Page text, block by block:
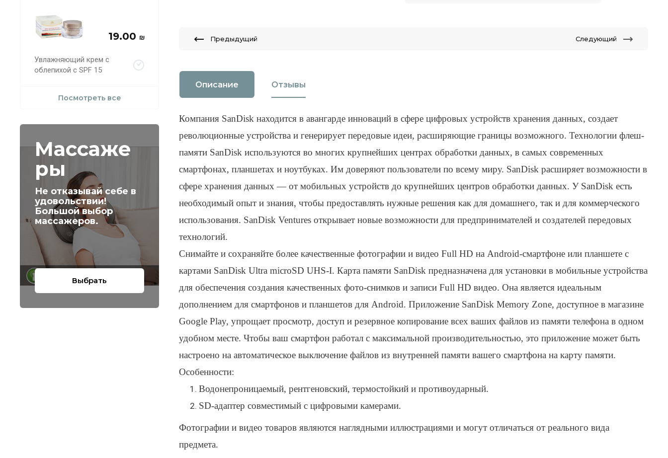
19.00 ₪
Увлажняющий крем с
облепихой с SPF 15
Посмотреть все
Массаже
ры
Не отказывай себе в
удовольствии!
Большой выбор
массажеров.
Выбрать
Предыдущий Следующий
Описание Отзывы
Компания SanDisk находится в авангарде инноваций в сфере цифровых устройств хранения данных, создает
революционные устройства и генерирует передовые идеи, расширяющие границы возможного. Технологии флеш-
памяти SanDisk используются во многих крупнейших центрах обработки данных, в самых современных
смартфонах, планшетах и ноутбуках. Им доверяют пользователи по всему миру. SanDisk расширяет возможности в
сфере хранения данных — от мобильных устройств до крупнейших центров обработки данных. У SanDisk есть
необходимый опыт и знания, чтобы предоставлять нужные решения как для домашнего, так и для коммерческого
использования. SanDisk Ventures открывает новые возможности для предпринимателей и создателей передовых
технологий.
Снимайте и сохраняйте более качественные фотографии и видео Full HD на Android-смартфоне или планшете с
картами SanDisk Ultra microSD UHS-I. Карта памяти SanDisk предназначена для установки в мобильные устройства
для обеспечения создания качественных фото-снимков и записи Full HD видео. Она является идеальным
дополнением для смартфонов и планшетов для Android. Приложение SanDisk Memory Zone, доступное в магазине
Google Play, упрощает просмотр, доступ и резервное копирование всех ваших файлов из памяти телефона в одном
удобном месте. Чтобы ваш смартфон работал с максимальной производительностью, это приложение может быть
настроено на автоматическое выключение файлов из внутренней памяти вашего смартфона на карту памяти.
Особенности:
Водонепроницаемый, рентгеновский, термостойкий и противоударный.
SD-адаптер совместимый с цифровыми камерами.
Фотографии и видео товаров являются наглядными иллюстрациями и могут отличаться от реального вида
предмета.